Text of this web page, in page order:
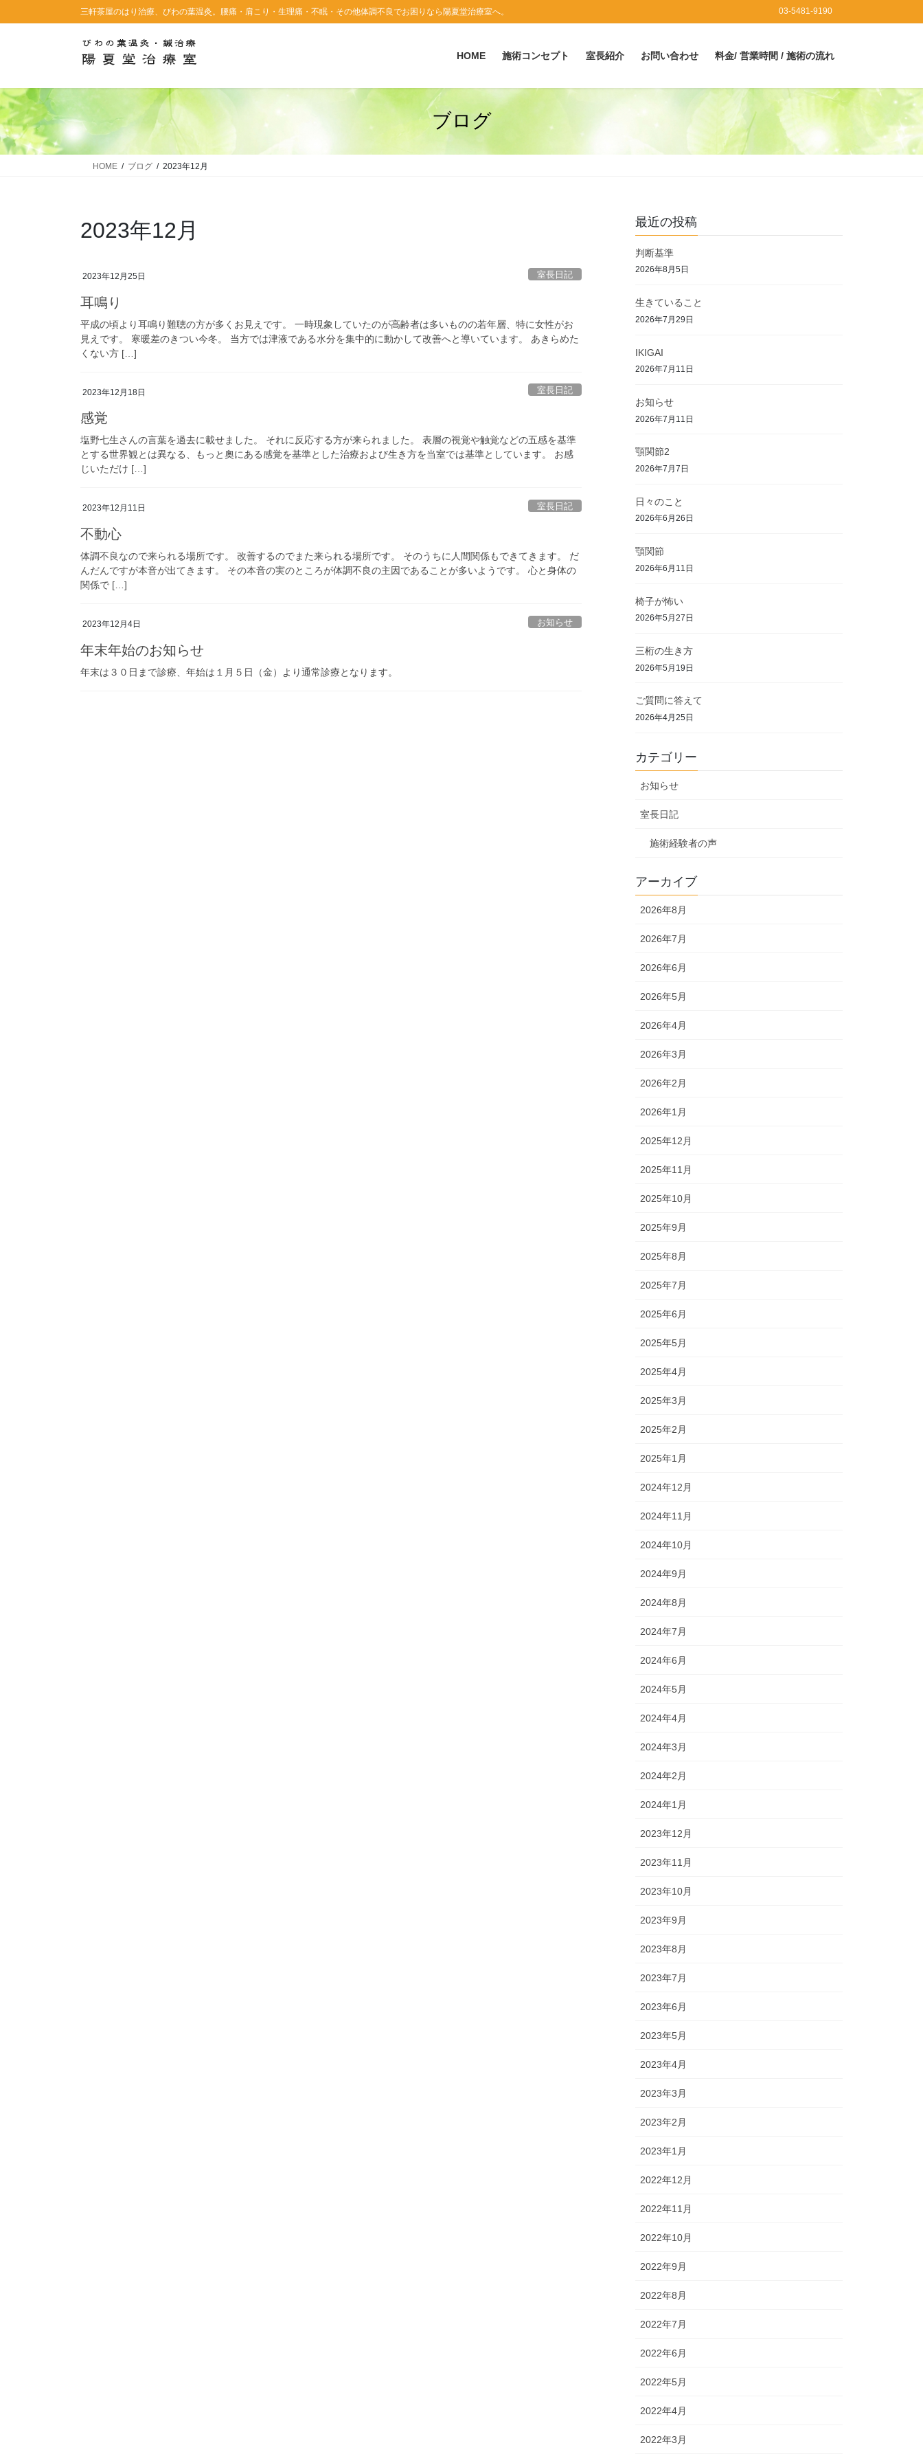
ン
に
移
動
ビ
ョ
ン
に
移
動
三軒茶屋のはり治療、びわの葉温灸。腰痛・肩こり・生理痛・不眠・その他体調不良でお困りなら陽夏堂治療室へ。 03-5481-9190
HOME 施術コンセプト 室長紹介 お問い合わせ 料金/ 営業時間 / 施術の流れ
ブログ
HOME ブログ 2023年12月
2023年12月
2023年12月25日 室長日記
耳鳴り
平成の頃より耳鳴り難聴の方が多くお見えです。 一時現象していたのが高齢者は多いものの若年層、特に女性がお
見えです。 寒暖差のきつい今冬。 当方では津液である水分を集中的に動かして改善へと導いています。 あきらめた
くない方 […]
2023年12月18日 室長日記
感覚
塩野七生さんの言葉を過去に載せました。 それに反応する方が来られました。 表層の視覚や触覚などの五感を基準
とする世界観とは異なる、もっと奧にある感覚を基準とした治療および生き方を当室では基準としています。 お感
じいただけ […]
2023年12月11日 室長日記
不動心
体調不良なので来られる場所です。 改善するのでまた来られる場所です。 そのうちに人間関係もできてきます。 だ
んだんですが本音が出てきます。 その本音の実のところが体調不良の主因であることが多いようです。 心と身体の
関係で […]
2023年12月4日 お知らせ
年末年始のお知らせ
年末は３０日まで診療、年始は１月５日（金）より通常診療となります。
最近の投稿
判断基準
2026年8月5日
生きていること
2026年7月29日
IKIGAI
2026年7月11日
お知らせ
2026年7月11日
顎関節2
2026年7月7日
日々のこと
2026年6月26日
顎関節
2026年6月11日
椅子が怖い
2026年5月27日
三桁の生き方
2026年5月19日
ご質問に答えて
2026年4月25日
カテゴリー
お知らせ
室長日記
施術経験者の声
アーカイブ
2026年8月
2026年7月
2026年6月
2026年5月
2026年4月
2026年3月
2026年2月
2026年1月
2025年12月
2025年11月
2025年10月
2025年9月
2025年8月
2025年7月
2025年6月
2025年5月
2025年4月
2025年3月
2025年2月
2025年1月
2024年12月
2024年11月
2024年10月
2024年9月
2024年8月
2024年7月
2024年6月
2024年5月
2024年4月
2024年3月
2024年2月
2024年1月
2023年12月
2023年11月
2023年10月
2023年9月
2023年8月
2023年7月
2023年6月
2023年5月
2023年4月
2023年3月
2023年2月
2023年1月
2022年12月
2022年11月
2022年10月
2022年9月
2022年8月
2022年7月
2022年6月
2022年5月
2022年4月
2022年3月